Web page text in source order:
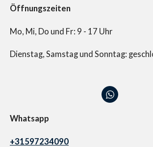
Öffnungszeiten
Mo, Mi, Do und Fr: 9 - 17 Uhr
Dienstag, Samstag und Sonntag:
Whatsapp
+31597234090